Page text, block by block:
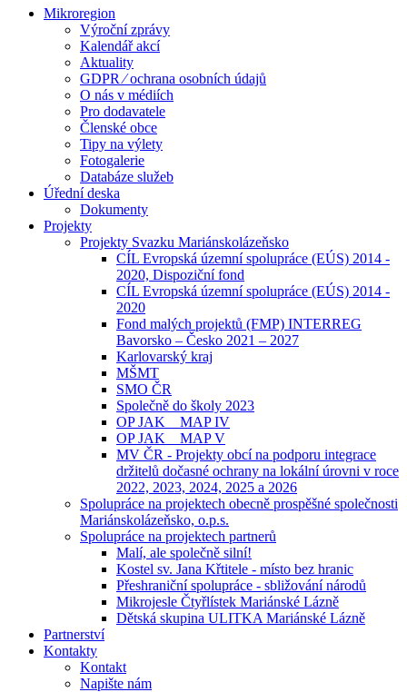
Mikroregion
Výroční zprávy
Kalendář akcí
Aktuality
GDPR ⁄ ochrana osobních údajů
O nás v médiích
Pro dodavatele
Členské obce
Tipy na výlety
Fotogalerie
Databáze služeb
Úřední deska
Dokumenty
Projekty
Projekty Svazku Mariánskolázeňsko
CÍL Evropská územní spolupráce (EÚS) 2014 -
2020, Dispoziční fond
CÍL Evropská územní spolupráce (EÚS) 2014 -
2020
Fond malých projektů (FMP) INTERREG
Bavorsko – Česko 2021 – 2027
Karlovarský kraj
MŠMT
SMO ČR
Společně do školy 2023
OP JAK _ MAP IV
OP JAK _ MAP V
MV ČR - Projekty obcí na podporu integrace
držitelů dočasné ochrany na lokální úrovni v roce
2022, 2023, 2024, 2025 a 2026
Spolupráce na projektech obecně prospěšné společnosti
Mariánskolázeňsko, o.p.s.
Spolupráce na projektech partnerů
Malí, ale společně silní!
Kostel sv. Jana Křtitele - místo bez hranic
Přeshraniční spolupráce - sbližování národů
Mikrojesle Čtyřlístek Mariánské Lázně
Dětská skupina ULITKA Mariánské Lázně
Partnerství
Kontakty
Kontakt
Napište nám